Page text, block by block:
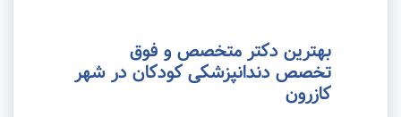
بهترین دکتر متخصص و فوق
تخصص دندانپزشکی کودکان در شهر
کازرون